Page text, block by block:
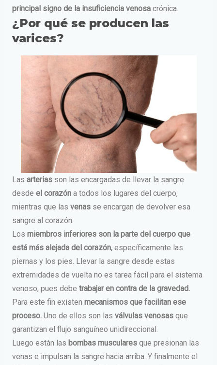
principal signo de la insuficiencia venosacrónica.
¿Por qué se producen las
varices?
Las arteriasson las encargadas de llevar la sangre
desde el corazóna todos los lugares del cuerpo,
mientras que las venasse encargan de devolver esa
sangre al corazón.
Los miembros inferiores son la parte del cuerpo que
está más alejada del corazón,específicamente las
piernas y los pies. Llevar la sangre desde estas
extremidades de vuelta no es tarea fácil para el sistema
venoso, pues debe trabajar en contra de la gravedad.
Para este fin existen mecanismos que facilitan ese
proceso.Uno de ellos son las válvulas venosasque
garantizan el flujo sanguíneo unidireccional.
Luego están las bombas muscularesque presionan las
venas e impulsan la sangre hacia arriba. Y finalmente el